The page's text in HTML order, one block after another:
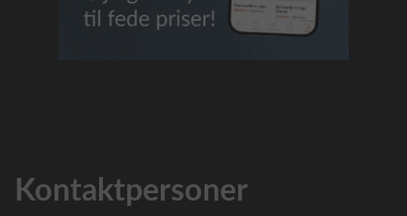
Kontaktpersoner